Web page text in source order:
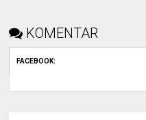
KOMENTAR
FACEBOOK: